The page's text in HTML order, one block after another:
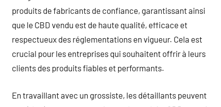
produits de fabricants de confiance, garantissant ainsi
que le CBD vendu est de haute qualité, efficace et
respectueux des réglementations en vigueur. Cela est
crucial pour les entreprises qui souhaitent offrir à leurs
clients des produits fiables et performants.
En travaillant avec un grossiste, les détaillants peuvent